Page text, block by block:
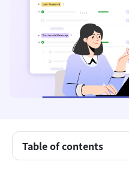
Table of contents